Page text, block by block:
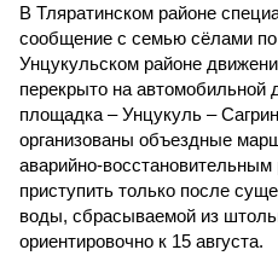
В Тляратинском районе
сообщение с семью сёлами
Унцукульском районе
перекрыто на автомобильной
площадка – Унцукуль –
организованы объездные
аварийно-
приступить только после
воды, сбрасываемой из
ориентировочно к 15 августа.